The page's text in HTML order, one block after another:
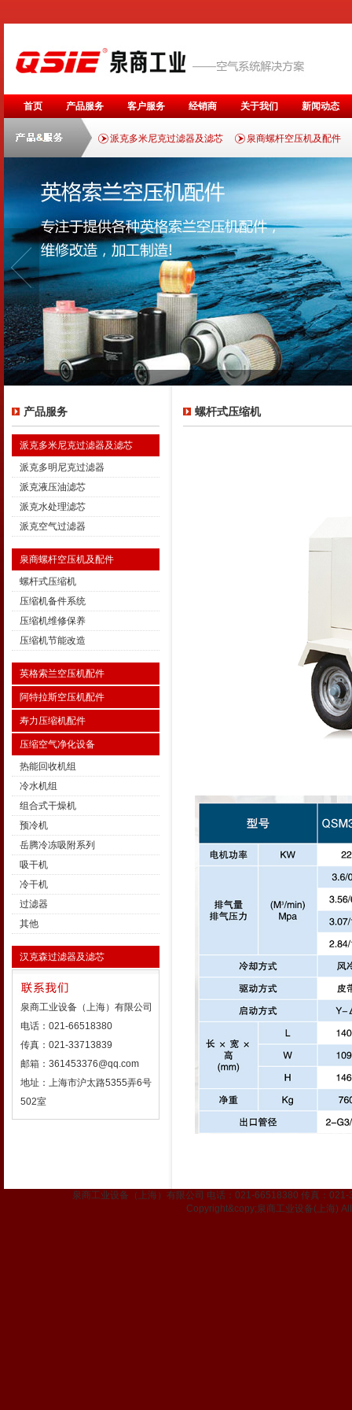
首页 产品服务 客户服务 经销商 关于我们 新闻动态
派克多米尼克过滤器及滤芯 泉商螺杆空压机及配件
产品服务
派克多米尼克过滤器及滤芯
派克多明尼克过滤器
派克液压油滤芯
派克水处理滤芯
派克空气过滤器
泉商螺杆空压机及配件
螺杆式压缩机
压缩机备件系统
压缩机维修保养
压缩机节能改造
英格索兰空压机配件
阿特拉斯空压机配件
寿力压缩机配件
压缩空气净化设备
热能回收机组
冷水机组
组合式干燥机
预冷机
岳腾冷冻吸附系列
吸干机
冷干机
过滤器
其他
汉克森过滤器及滤芯
泉商工业设备（上海）有限公司
电话：021-66518380
传真：021-33713839
邮箱：361453376@qq.com
地址：上海市沪太路5355弄6号
502室
螺杆式压缩机
泉商工业设备（上海）有限公司 电话：021-66518380 传真：
Copyright&copy;泉商工业设备(上海)